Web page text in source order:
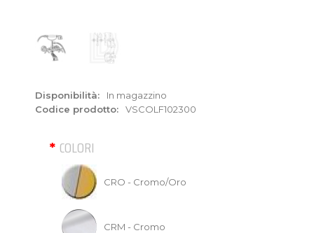
Disponibilità:
In magazzino
Codice prodotto:
VSCOLF102300
COLORI
CRO - Cromo/Oro
CRM - Cromo